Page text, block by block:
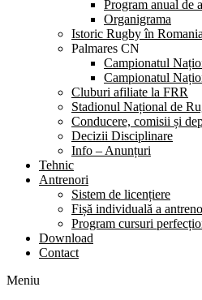
Program anual de
Organigrama
Istoric Rugby în Romania
Palmares CN
Campionatul
Campionatul
Cluburi afiliate la FRR
Stadionul Național de
Conducere, comisii și
Decizii Disciplinare
Info – Anunțuri
Tehnic
Antrenori
Sistem de licențiere
Fișă individuală a
Program cursuri
Download
Contact
Meniu